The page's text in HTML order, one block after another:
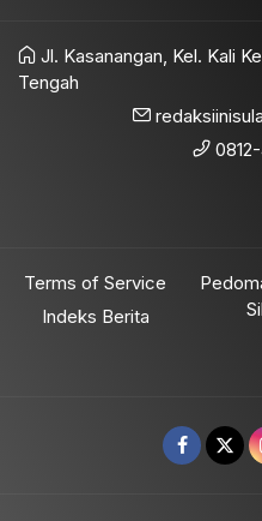
Jl. Kasanangan, Kel. Kali
Tengah
0812-
Terms of Service
Indeks Berita